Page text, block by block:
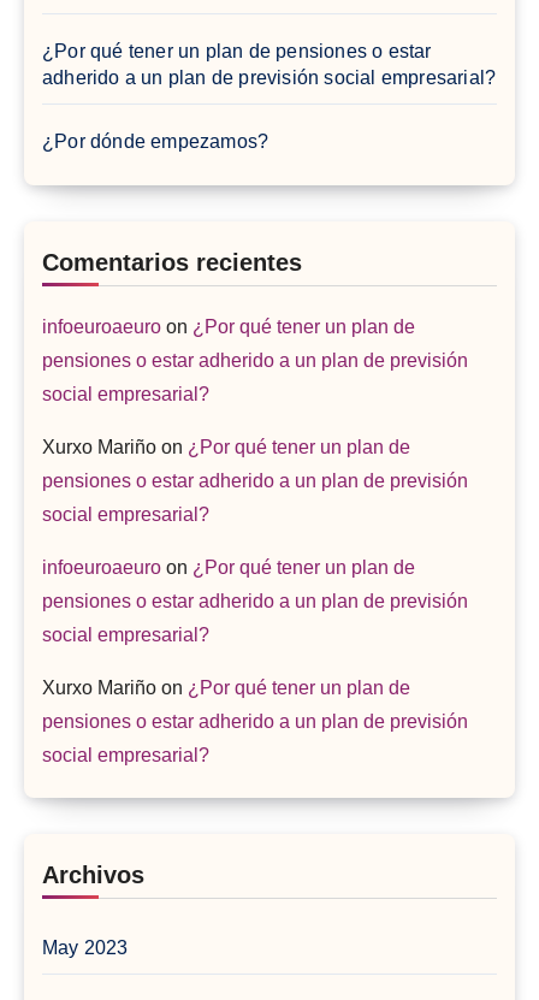
¿Por qué tener un plan de pensiones o estar
adherido a un plan de previsión social empresarial?
¿Por dónde empezamos?
Comentarios recientes
infoeuroaeuro on ¿Por qué tener un plan de
pensiones o estar adherido a un plan de previsión
social empresarial?
Xurxo Mariño on ¿Por qué tener un plan de
pensiones o estar adherido a un plan de previsión
social empresarial?
infoeuroaeuro on ¿Por qué tener un plan de
pensiones o estar adherido a un plan de previsión
social empresarial?
Xurxo Mariño on ¿Por qué tener un plan de
pensiones o estar adherido a un plan de previsión
social empresarial?
Archivos
May 2023